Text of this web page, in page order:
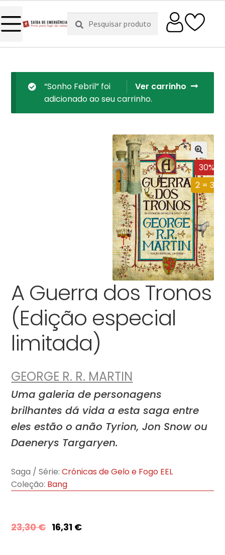
Pesquisar
por:
Pesquisa
Ver carrinho
“Sonho Febril” foi
adicionado ao seu carrinho.
30%
2 = 3
A Guerra dos Tronos
(Edição especial
limitada)
GEORGE R. R. MARTIN
Uma galeria de personagens
brilhantes dá vida a esta saga entre
eles estão o anão Tyrion, Jon Snow ou
Daenerys Targaryen.
Saga / Série: Crónicas de Gelo e Fogo EEL
Coleção: Bang
23,30€ 16,31 €